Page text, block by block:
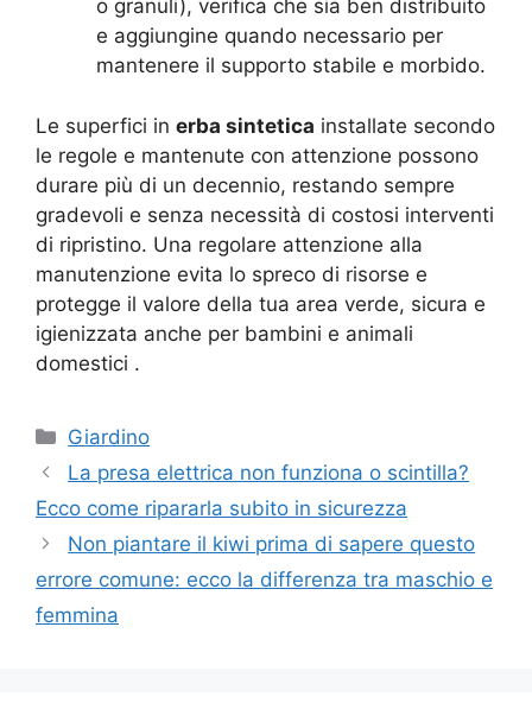
o granuli), verifica che sia ben distribuito
e aggiungine quando necessario per
mantenere il supporto stabile e morbido.
Le superfici in erba sintetica installate secondo
le regole e mantenute con attenzione possono
durare più di un decennio, restando sempre
gradevoli e senza necessità di costosi interventi
di ripristino. Una regolare attenzione alla
manutenzione evita lo spreco di risorse e
protegge il valore della tua area verde, sicura e
igienizzata anche per bambini e animali
domestici .
Categorie
Giardino
La presa elettrica non funziona o scintilla?
Ecco come ripararla subito in sicurezza
Non piantare il kiwi prima di sapere questo
errore comune: ecco la differenza tra maschio e
femmina